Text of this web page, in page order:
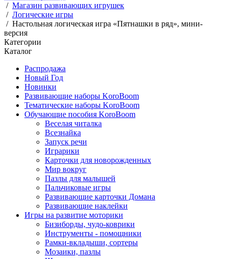
/ Магазин развивающих игрушек
/ Логические игры
/ Настольная логическая игра «Пятнашки в ряд», мини-
версия
Категории
Каталог
Распродажа
Новый Год
Новинки
Развивающие наборы KoroBoom
Тематические наборы KoroBoom
Обучающие пособия KoroBoom
Веселая читалка
Всезнайка
Запуск речи
Играрики
Карточки для новорожденных
Мир вокруг
Пазлы для малышей
Пальчиковые игры
Развивающие карточки Домана
Развивающие наклейки
Игры на развитие моторики
Бизиборды, чудо-коврики
Инструменты - помощники
Рамки-вкладыши, сортеры
Мозаики, пазлы